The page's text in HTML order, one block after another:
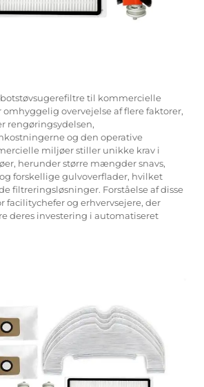
til kommercielle
overvejelse af flere faktorer,
rengøringsydelsen,
og den operative
miljøer stiller unikke krav i
herunder større mængder snavs,
forskellige gulvoverflader, hvilket
filtreringsløsninger. Forståelse af disse
facilitychefer og erhvervsejere, der
deres investering i automatiseret